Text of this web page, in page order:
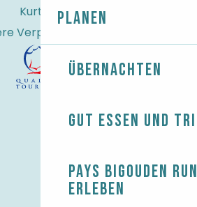
Planen
Übernachten
Gut essen und
Pays Bigouden
erleben
Kurtaxe
Verpflichtungen